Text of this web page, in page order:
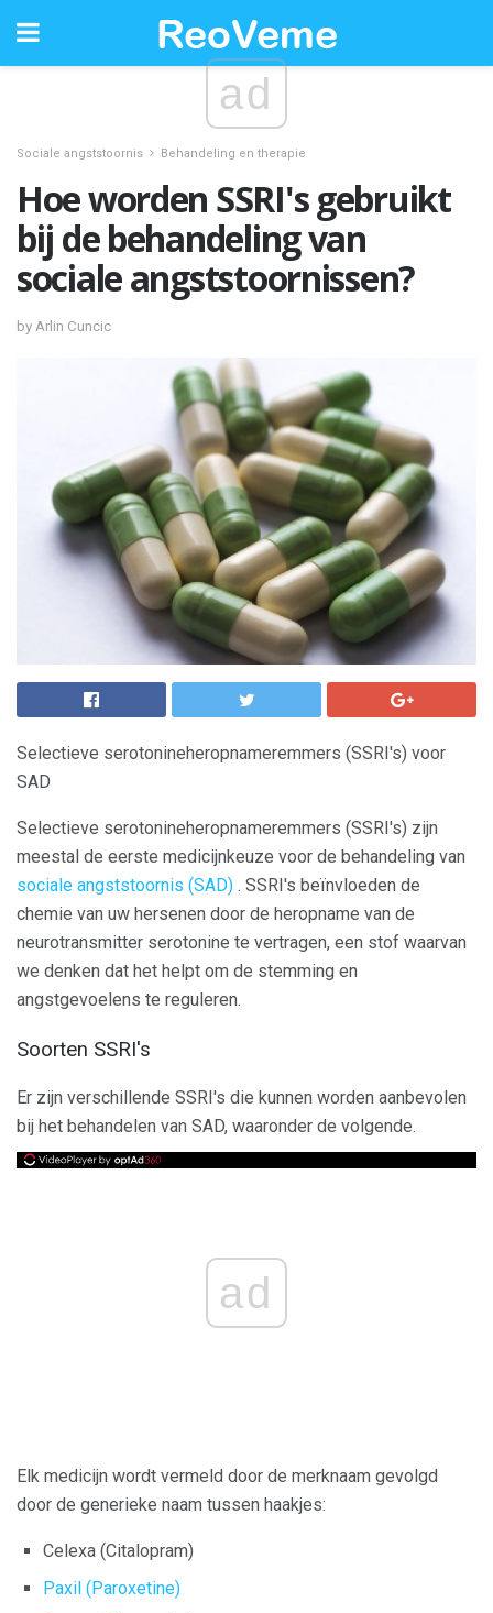
ad
Sociale angststoornis Behandeling en therapie
Hoe worden SSRI's gebruikt
bij de behandeling van
sociale angststoornissen?
by Arlin Cuncic
Selectieve serotonineheropnameremmers (SSRI's) voor
SAD
Selectieve serotonineheropnameremmers (SSRI's) zijn
meestal de eerste medicijnkeuze voor de behandeling van
sociale angststoornis (SAD) . SSRI's beïnvloeden de
chemie van uw hersenen door de heropname van de
neurotransmitter serotonine te vertragen, een stof waarvan
we denken dat het helpt om de stemming en
angstgevoelens te reguleren.
Soorten SSRI's
Er zijn verschillende SSRI's die kunnen worden aanbevolen
bij het behandelen van SAD, waaronder de volgende.
ad
Elk medicijn wordt vermeld door de merknaam gevolgd
door de generieke naam tussen haakjes:
Celexa (Citalopram)
Paxil (Paroxetine)